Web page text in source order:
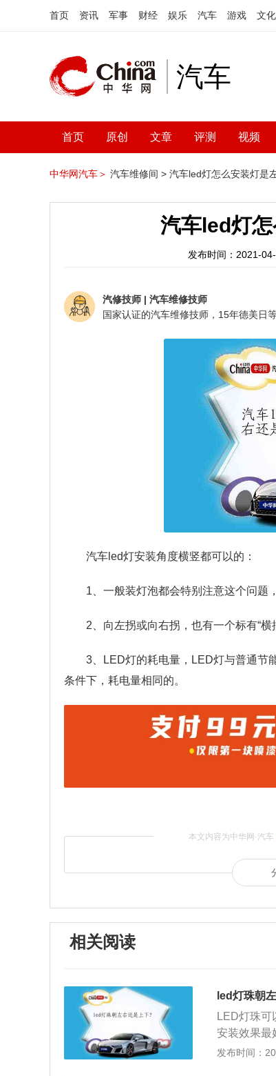
首页 资讯 军事 财经 娱乐 汽车 游戏 文化
汽车
首页 原创 文章 评测 视频
中华网汽车＞ 汽车维修间 > 汽车led灯怎么安装灯是
汽车led灯
发布时间：2021-
汽修技师 | 汽车维修技师
汽车led灯安装角度横竖都可以的：
1、一般装灯泡都会特别注意这个问题
2、向左拐或向右拐，也有一个标有“
3、LED灯的耗电量，LED灯与普通节
条件下，耗电量相同的。
本文内容为中华网·汽车
相关阅读
led灯珠朝
LED灯珠
安装效果最
度发光)是
发布时间：